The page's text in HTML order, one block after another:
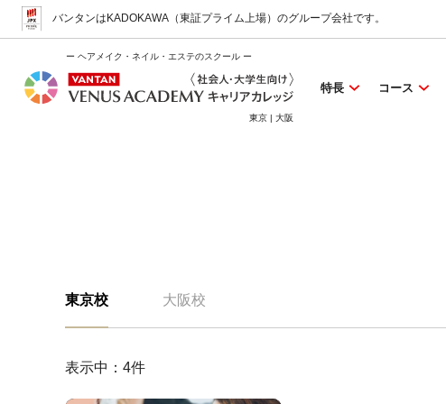
バンタンはKADOKAWA（東証プライム上場） のグループ会社です。
ー ヘアメイク・ネイル・エステのスクール ー
東京 | 大阪
特長 コース
東京校 大阪校
表示中： 4件